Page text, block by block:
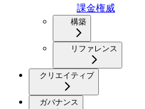
課金権威
構築
リファレンス
クリエイティブ
ガバナンス